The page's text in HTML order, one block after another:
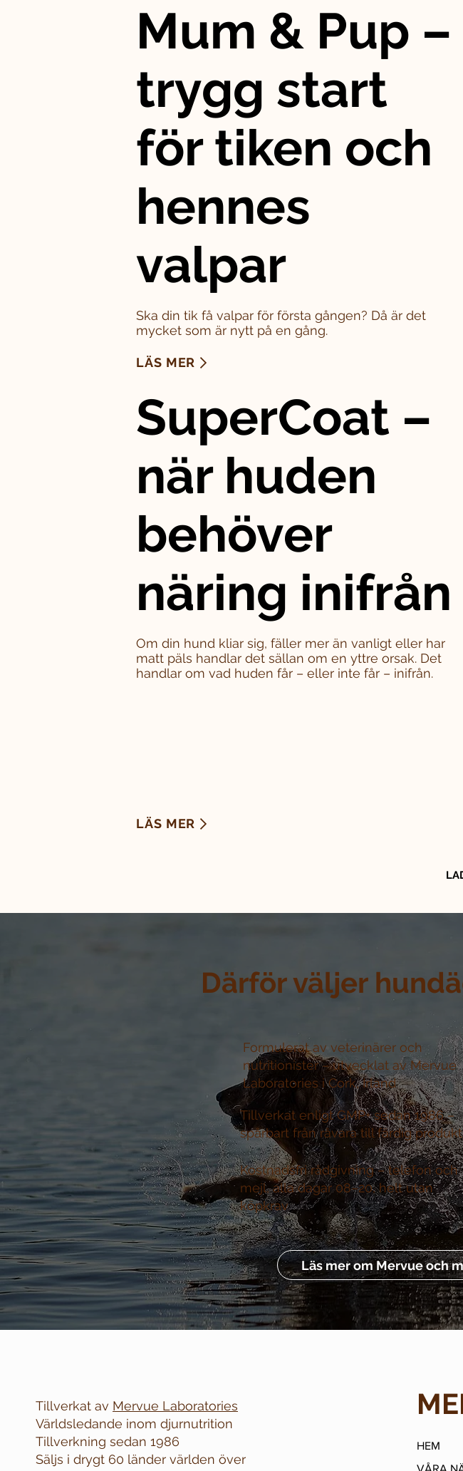
Därför väljer
Formulerat av veterinärer och
nutritionister –utvecklat av Mervue
Laboratories i Cork, Irland
Tillverkat enligt GMP+ sedan 1986 –
spårbart från råvara till färdig produkt
Kostnadsfri rådgivning –telefon och
mejl, alla dagar 08–20, helt utan
köpkrav
Läs mer om Mervue och
Mum & Pup –
trygg start
för tiken och
hennes
valpar
Ska din tik få valpar för första gången? Då är det
mycket som är nytt på en gång.
LÄS MER
SuperCoat –
när huden
behöver
näring inifrån
Om din hund kliar sig, fäller mer än vanligt eller har
matt päls handlar det sällan om en yttre orsak. Det
handlar om vad huden får – eller inte får – inifrån.
LÄS MER
Tillverkat av Mervue Laboratories
Världsledande inom djurnutrition
Tillverkning sedan 1986
Säljs i drygt 60 länder världen över
HEM
VÅRA